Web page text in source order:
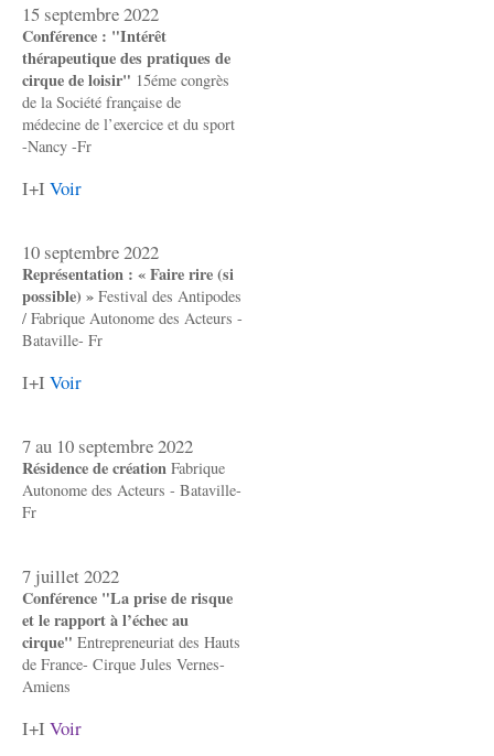
15 septembre 2022
Conférence : "Intérêt
thérapeutique des pratiques de
cirque de loisir" 15éme congrès
de la Société française de
médecine de l’exercice et du sport
-Nancy -Fr
I+I Voir
10 septembre 2022
Représentation : « Faire rire (si
possible) » Festival des Antipodes
/ Fabrique Autonome des Acteurs -
Bataville- Fr
I+I Voir
7 au 10 septembre 2022
Résidence de création Fabrique
Autonome des Acteurs - Bataville-
Fr
7 juillet 2022
Conférence "La prise de risque
et le rapport à l’échec au
cirque" Entrepreneuriat des Hauts
de France- Cirque Jules Vernes-
Amiens
I+I Voir